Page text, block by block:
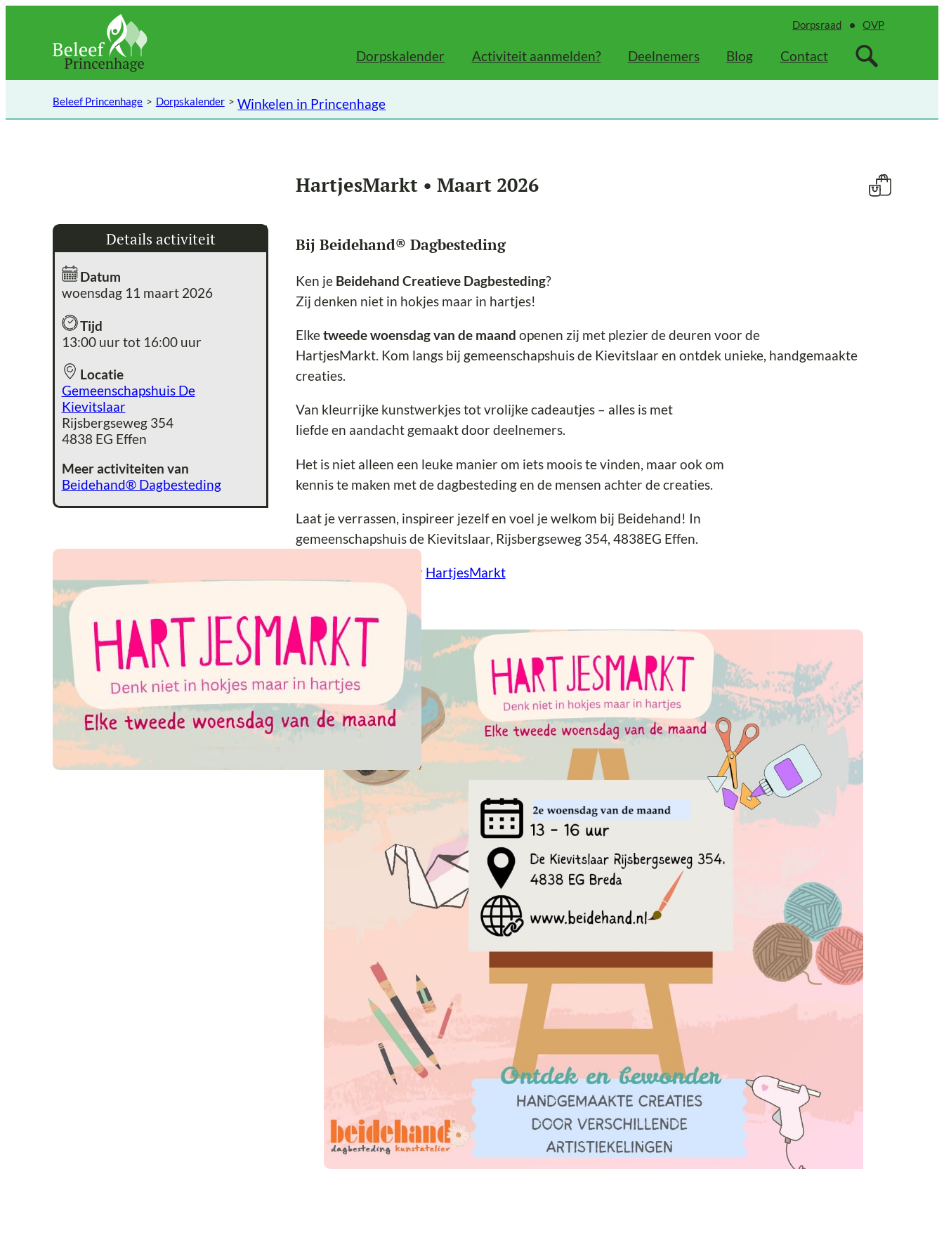
inhoud
Dorpsraad OVP
Dorpskalender Activiteit aanmelden? Deelnemers Blog Contact
Beleef Princenhage Dorpskalender Winkelen in Princenhage
HartjesMarkt • Maart 2026
Details activiteit
Datum
woensdag 11 maart 2026
Tijd
13:00 uur tot 16:00 uur
Locatie
Gemeenschapshuis De
Kievitslaar
Rijsbergseweg 354
4838 EG Effen
Meer activiteiten van
Beidehand® Dagbesteding
Bij Beidehand® Dagbesteding
Ken je Beidehand Creatieve Dagbesteding?
Zij denken niet in hokjes maar in hartjes!
Elketweede woensdag van de maand openen zij met plezier de deuren voor de
HartjesMarkt. Kom langs bij gemeenschapshuis de Kievitslaar en ontdek unieke, handgemaakte
creaties.
Van kleurrijke kunstwerkjes tot vrolijke cadeautjes – alles is met
liefde en aandacht gemaakt door deelnemers.
Het is niet alleen een leuke manier om iets moois te vinden, maar ook om
kennis te maken met de dagbesteding en de mensen achter de creaties.
Laat je verrassen, inspireer jezelf en voel je welkom bij Beidehand! In
gemeenschapshuis de Kievitslaar, Rijsbergseweg 354, 4838EG Effen.
Meer informatie over HartjesMarkt